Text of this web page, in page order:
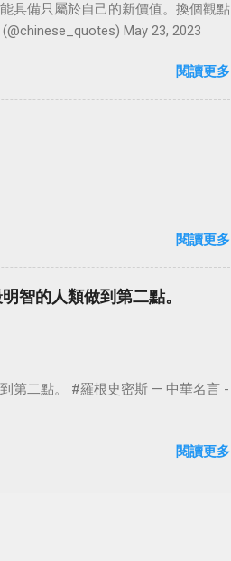
具備只屬於自己的新價值。換個觀點
May 23, 2023
閱讀更多
閱讀更多
智的人類做到第二點。
第二點。 #羅根史密斯 — 中華名言 -
閱讀更多